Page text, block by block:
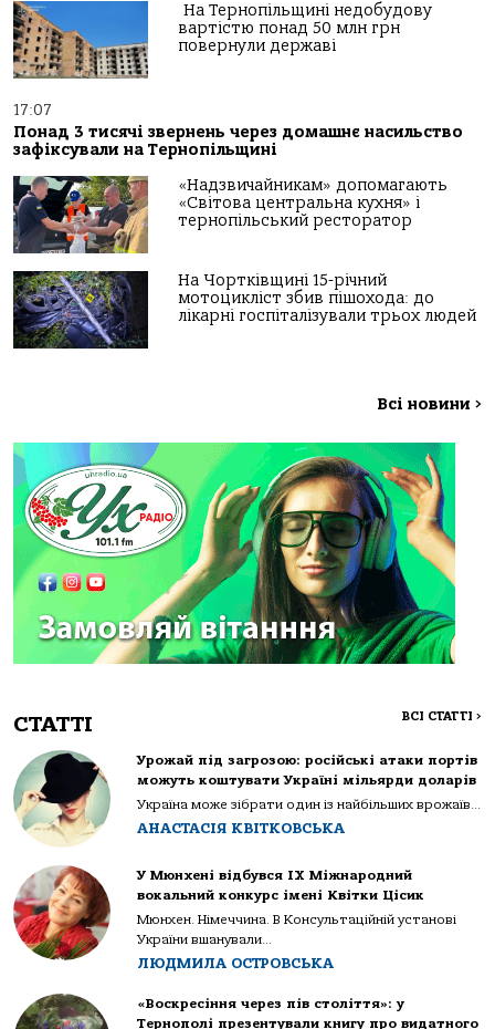
На Тернопільщині недобудову
вартістю понад 50 млн грн
повернули державі
17:07
Понад 3 тисячі звернень через домашнє насильство
зафіксували на Тернопільщині
«Надзвичайникам» допомагають
«Світова центральна кухня» і
тернопільський ресторатор
На Чортківщині 15-річний
мотоцикліст збив пішохода: до
лікарні госпіталізували трьох людей
Всі новини >
СТАТТІ ВСІ СТАТТІ >
Урожай під загрозою: російські атаки портів
можуть коштувати Україні мільярди доларів
Україна може зібрати один із найбільших врожаїв...
АНАСТАСІЯ КВІТКОВСЬКА
У Мюнхені відбувся IX Міжнародний
вокальний конкурс імені Квітки Цісик
Мюнхен. Німеччина. В Консультаційній установі
України вшанували...
ЛЮДМИЛА ОСТРОВСЬКА
«Воскресіння через пів століття»: у
Тернополі презентували книгу про видатного